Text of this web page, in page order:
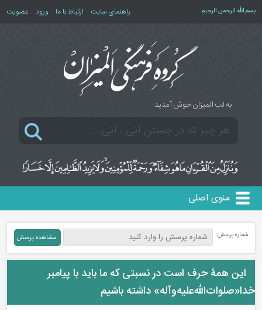
بسم الله الرحمن الرحیم راهنمای سایت ارتباط با ما ورود عضویت
به لب المیزان خوش آمدید.
منوی اصلی
شماره پرسش:
این همۀ حرف است در نسبتی که ما باید با پیامبر
خدا«صلوات‌الله‌علیه‌وآله» داشته باشیم